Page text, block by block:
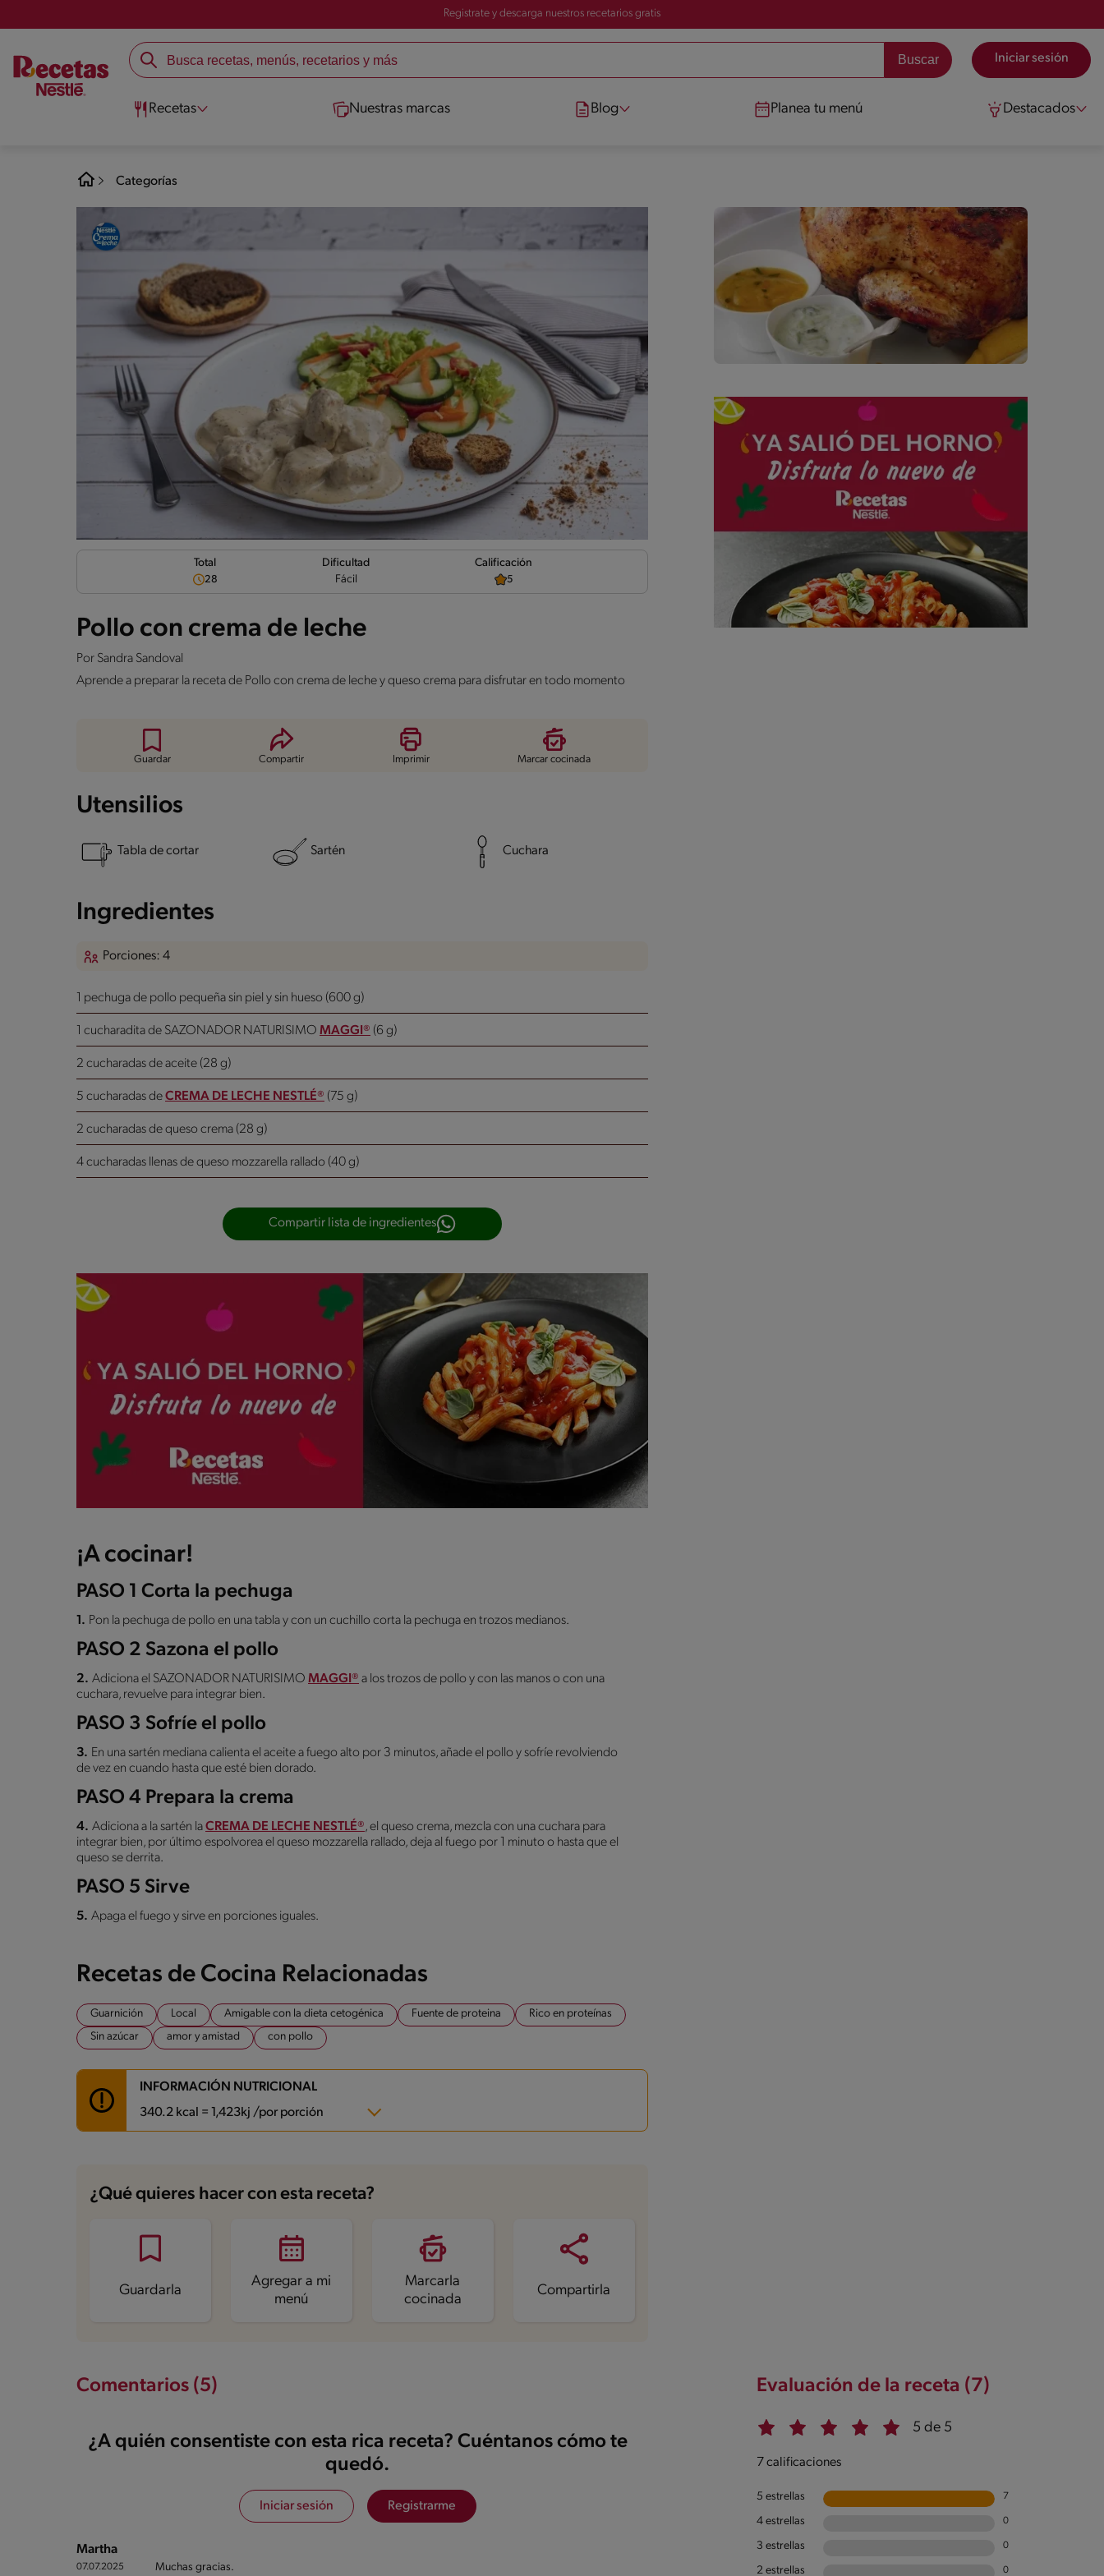
Registrate y descarga nuestros recetarios gratis
Iniciar sesión
Recetas Nuestras marcas Blog Planea tu menú Destacados
Categorías
Total
28
Dificultad
Fácil
Calificación
5
Pollo con crema de leche
Por Sandra Sandoval
Aprende a preparar la receta de Pollo con crema de leche y queso crema para disfrutar en todo momento
Guardar Compartir Imprimir Marcar cocinada
Utensilios
Tabla de cortar Sartén Cuchara
Ingredientes
Porciones: 4
1 pechuga de pollo pequeña sin piel y sin hueso (600 g)
1 cucharadita de SAZONADOR NATURISIMO MAGGI® (6 g)
2 cucharadas de aceite (28 g)
5 cucharadas deCREMA DE LECHE NESTLÉ® (75 g)
2 cucharadas de queso crema (28 g)
4 cucharadas llenas de queso mozzarella rallado (40 g)
Compartir lista de ingredientes
¡A cocinar!
PASO 1 Corta la pechuga
1. Pon la pechuga de pollo en una tabla y con un cuchillo corta la pechuga en trozos medianos.
PASO 2 Sazona el pollo
2. Adiciona el SAZONADOR NATURISIMO MAGGI® a los trozos de pollo y con las manos o con una
cuchara, revuelve para integrar bien.
PASO 3 Sofríe el pollo
3. En una sartén mediana calienta el aceite a fuego alto por 3 minutos, añade el pollo y sofríe revolviendo
de vez en cuando hasta que esté bien dorado.
PASO 4 Prepara la crema
4. Adiciona a la sartén laCREMA DE LECHE NESTLÉ®, el queso crema, mezcla con una cuchara para
integrar bien, por último espolvorea el queso mozzarella rallado, deja al fuego por 1 minuto o hasta que el
queso se derrita.
PASO 5 Sirve
5. Apaga el fuego y sirve en porciones iguales.
Recetas de Cocina Relacionadas
Guarnición Local Amigable con la dieta cetogénica Fuente de proteina
Rico en proteínas
Sin azúcar
amor y amistad con pollo
INFORMACIÓN NUTRICIONAL
340.2 kcal = 1,423kj /por porción
Energía
340.2 kcal
Grasas 19.4 g
Sodio
¿Qué quieres hacer con esta receta?
Guardarla
Agregar a mi
menú
Marcarla
cocinada
Compartirla
Evaluación de la receta (7)
5 de 5
7 calificaciones
5 estrellas 7
4 estrellas 0
3 estrellas 0
2 estrellas 0
Comentarios (5)
¿A quién consentiste con esta rica receta? Cuéntanos cómo te
quedó.
Iniciar sesión Registrarme
Martha
07.07.2025 Muchas gracias.